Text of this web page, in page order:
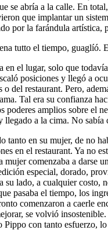
se abría a la calle. En
que implantar un
por la farándula artística,
tutto el tiempo, guaglíó.
en el lugar, solo que
posiciones y llegó a
o del restaurant. Pero,
Tal era su confianza
poderes amplios sobre el
llegado a la cima. No sabía
tanto en su mujer, de no
en el restaurant. Ya no
mujer comenzaba a darse
especial, dorado,
su lado, a cualquier costo,
pasaba el tiempo, los
comenzaron a caerle
se volvió
Pippo con tanto esfuerzo,